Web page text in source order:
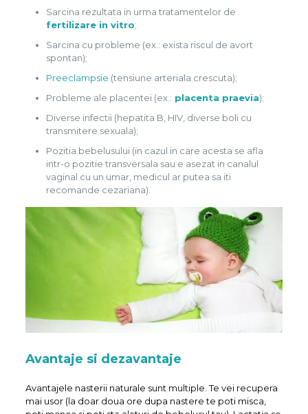
Sarcina rezultata in urma tratamentelor de
fertilizare in vitro;
Sarcina cu probleme (ex.: exista riscul de avort
spontan);
Preeclampsie (tensiune arteriala crescuta);
Probleme ale placentei (ex.: placenta praevia);
Diverse infectii (hepatita B, HIV, diverse boli cu
transmitere sexuala);
Pozitia bebelusului (in cazul in care acesta se afla
intr-o pozitie transversala sau e asezat in canalul
vaginal cu un umar, medicul ar putea sa iti
recomande cezariana).
Avantaje si dezavantaje
Avantajele nasterii naturale sunt multiple. Te vei recupera
mai usor (la doar doua ore dupa nastere te poti misca,